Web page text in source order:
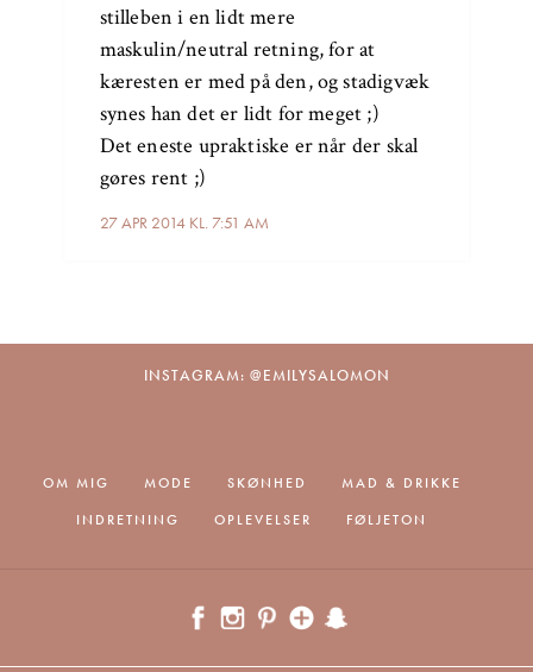
27 APR 2014 KL. 7:51 AM
stilleben i en lidt mere
maskulin/neutral retning, for at
kæresten er med på den, og stadigvæk
synes han det er lidt for meget ;)
Det eneste upraktiske er når der skal
gøres rent ;)
INSTAGRAM: @EMILYSALOMON
OM MIG MODE SKØNHED
MAD & DRIKKE
INDRETNING
OPLEVELSER FØLJETON